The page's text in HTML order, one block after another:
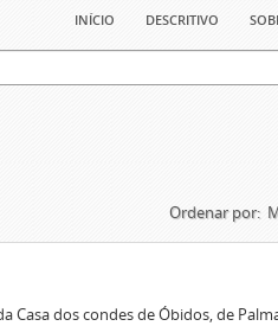
início descritivo
Ordenar por:
dos condes de Óbidos, de